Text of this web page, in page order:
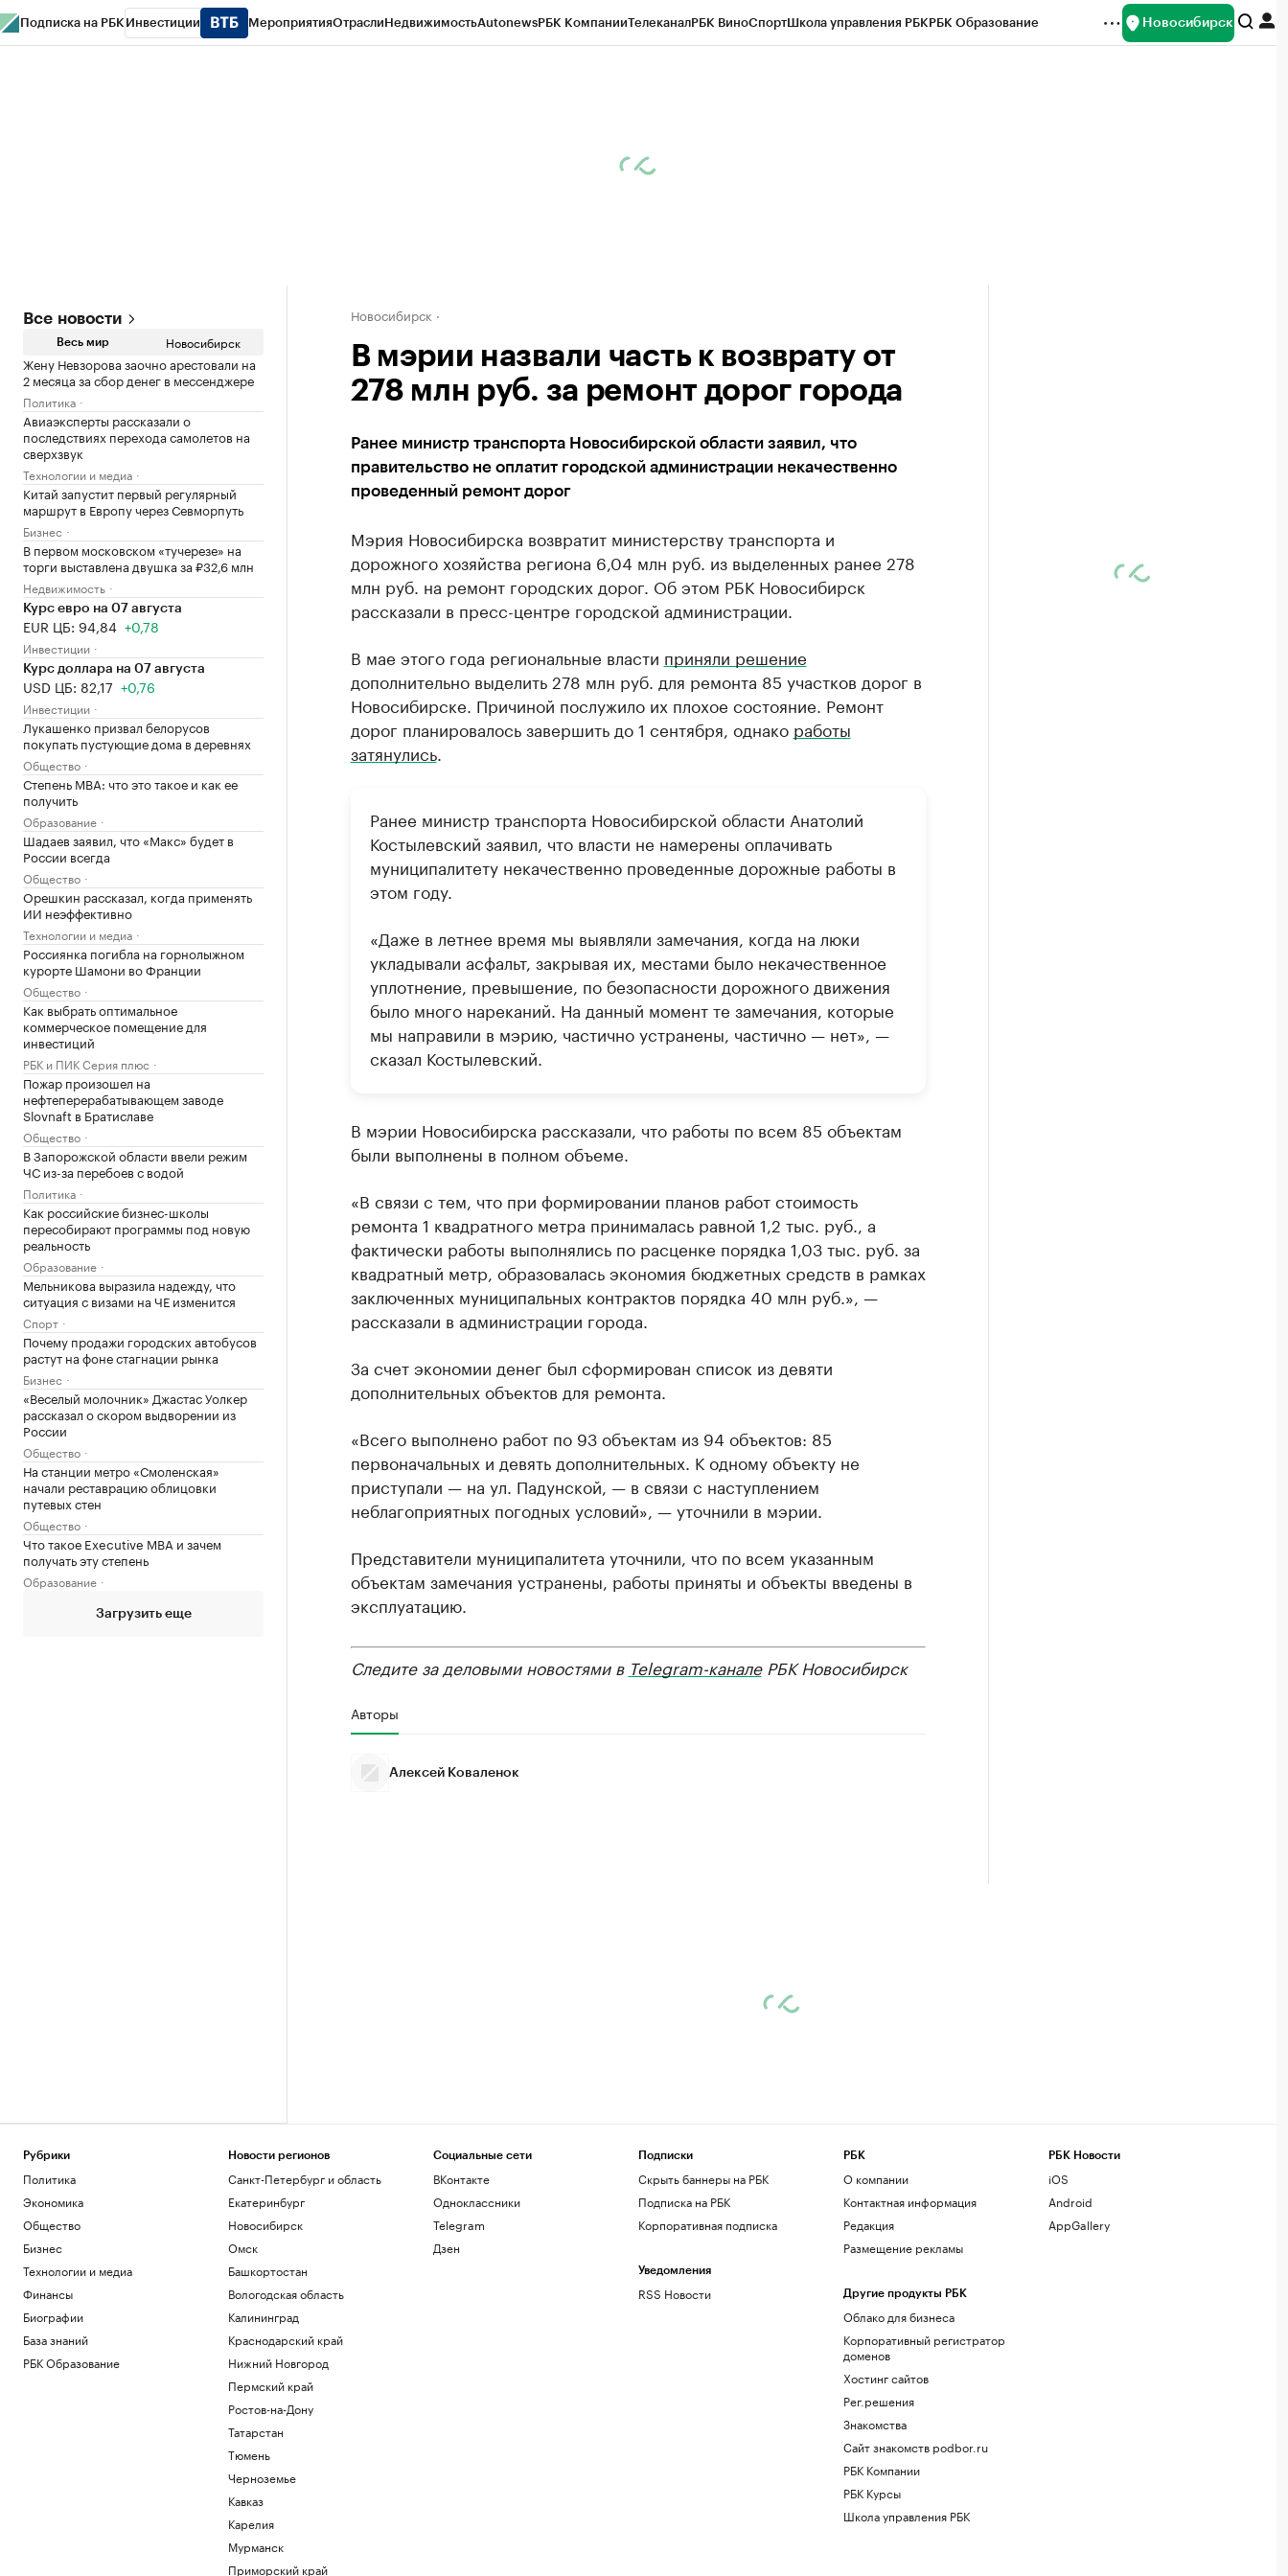
Подписка на РБК Инвестиции МероприятияОтраслиНедвижимостьAutonewsРБК КомпанииТелеканалРБК ВиноСпортШкола управления РБКРБК Образование Новосибирск
Все новости
Весь мир Новосибирск
Жену Невзорова заочно арестовали на
2 месяца за сбор денег в мессенджере
Политика
Авиаэксперты рассказали о
последствиях перехода самолетов на
сверхзвук
Технологии и медиа
Китай запустит первый регулярный
маршрут в Европу через Севморпуть
Бизнес
В первом московском «тучерезе» на
торги выставлена двушка за ₽32,6 млн
Недвижимость
Курс евро на 07 августа
EUR ЦБ: 94,84 +0,78
Инвестиции
Курс доллара на 07 августа
USD ЦБ: 82,17 +0,76
Инвестиции
Лукашенко призвал белорусов
покупать пустующие дома в деревнях
Общество
Степень MBA: что это такое и как ее
получить
Образование
Шадаев заявил, что «Макс» будет в
России всегда
Общество
Орешкин рассказал, когда применять
ИИ неэффективно
Технологии и медиа
Россиянка погибла на горнолыжном
курорте Шамони во Франции
Общество
Как выбрать оптимальное
коммерческое помещение для
инвестиций
РБК и ПИК Серия плюс
Пожар произошел на
нефтеперерабатывающем заводе
Slovnaft в Братиславе
Общество
В Запорожской области ввели режим
ЧС из-за перебоев с водой
Политика
Как российские бизнес-школы
пересобирают программы под новую
реальность
Образование
Мельникова выразила надежду, что
ситуация с визами на ЧЕ изменится
Спорт
Почему продажи городских автобусов
растут на фоне стагнации рынка
Бизнес
«Веселый молочник» Джастас Уолкер
рассказал о скором выдворении из
России
Общество
На станции метро «Смоленская»
начали реставрацию облицовки
путевых стен
Общество
Что такое Executive MBA и зачем
получать эту степень
Образование
Загрузить еще
Новосибирск
В мэрии назвали часть к возврату от
278 млн руб. за ремонт дорог города
Ранее министр транспорта Новосибирской области заявил, что
правительство не оплатит городской администрации некачественно
проведенный ремонт дорог
Мэрия Новосибирска возвратит министерству транспорта и
дорожного хозяйства региона 6,04 млн руб. из выделенных ранее 278
млн руб. на ремонт городских дорог. Об этом РБК Новосибирск
рассказали в пресс-центре городской администрации.
В мае этого года региональные власти приняли решение
дополнительно выделить 278 млн руб. для ремонта 85 участков дорог в
Новосибирске. Причиной послужило их плохое состояние. Ремонт
дорог планировалось завершить до 1 сентября, однако работы
затянулись.
Ранее министр транспорта Новосибирской области Анатолий
Костылевский заявил, что власти не намерены оплачивать
муниципалитету некачественно проведенные дорожные работы в
этом году.
«Даже в летнее время мы выявляли замечания, когда на люки
укладывали асфальт, закрывая их, местами было некачественное
уплотнение, превышение, по безопасности дорожного движения
было много нареканий. На данный момент те замечания, которые
мы направили в мэрию, частично устранены, частично — нет», —
сказал Костылевский.
В мэрии Новосибирска рассказали, что работы по всем 85 объектам
были выполнены в полном объеме.
«В связи с тем, что при формировании планов работ стоимость
ремонта 1 квадратного метра принималась равной 1,2 тыс. руб., а
фактически работы выполнялись по расценке порядка 1,03 тыс. руб. за
квадратный метр, образовалась экономия бюджетных средств в рамках
заключенных муниципальных контрактов порядка 40 млн руб.», —
рассказали в администрации города.
За счет экономии денег был сформирован список из девяти
дополнительных объектов для ремонта.
«Всего выполнено работ по 93 объектам из 94 объектов: 85
первоначальных и девять дополнительных. К одному объекту не
приступали — на ул. Падунской, — в связи с наступлением
неблагоприятных погодных условий», — уточнили в мэрии.
Представители муниципалитета уточнили, что по всем указанным
объектам замечания устранены, работы приняты и объекты введены в
эксплуатацию.
Следите за деловыми новостями в Telegram-каналеРБК Новосибирск
Авторы
Алексей Коваленок
Рубрики
Политика
Экономика
Общество
Бизнес
Технологии и медиа
Финансы
Биографии
База знаний
РБК Образование
Новости регионов
Санкт-Петербург и область
Екатеринбург
Новосибирск
Омск
Башкортостан
Вологодская область
Калининград
Краснодарский край
Нижний Новгород
Пермский край
Ростов-на-Дону
Татарстан
Тюмень
Черноземье
Кавказ
Карелия
Мурманск
Приморский край
Социальные сети
ВКонтакте
Одноклассники
Telegram
Дзен
Подписки
Скрыть баннеры на РБК
Подписка на РБК
Корпоративная подписка
Уведомления
RSS Новости
РБК
О компании
Контактная информация
Редакция
Размещение рекламы
Другие продукты РБК
Облако для бизнеса
Корпоративный регистратор
доменов
Хостинг сайтов
Рег.решения
Знакомства
Сайт знакомств podbor.ru
РБК Компании
РБК Курсы
Школа управления РБК
РБК Новости
iOS
Android
AppGallery